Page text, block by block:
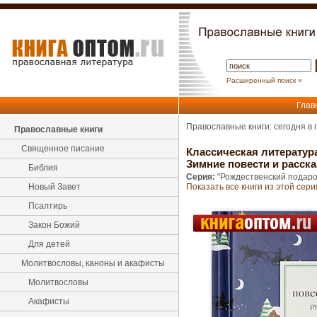
Расширенный поиск »
Православные книги
Священное писание
Библия
Новый Завет
Псалтирь
Закон Божий
Для детей
Молитвословы, каноны и акафисты
Молитвословы
Акафисты
Православные книги: сегодня
Классическая
Зимние повести и
Серия: "Рождественский
Показать все книги из этой